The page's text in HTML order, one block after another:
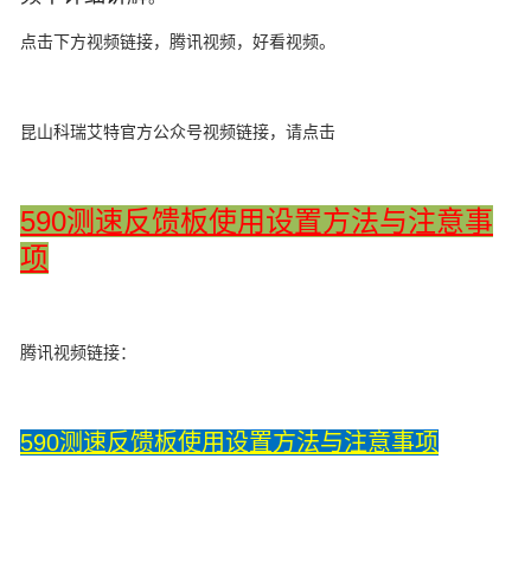
点击下方视频链接，腾讯视频，好看视频。
昆山科瑞艾特官方公众号视频链接，请点击
590测速反馈板使用设置方法与注意事
项
腾讯视频链接：
590测速反馈板使用设置方法与注意事项